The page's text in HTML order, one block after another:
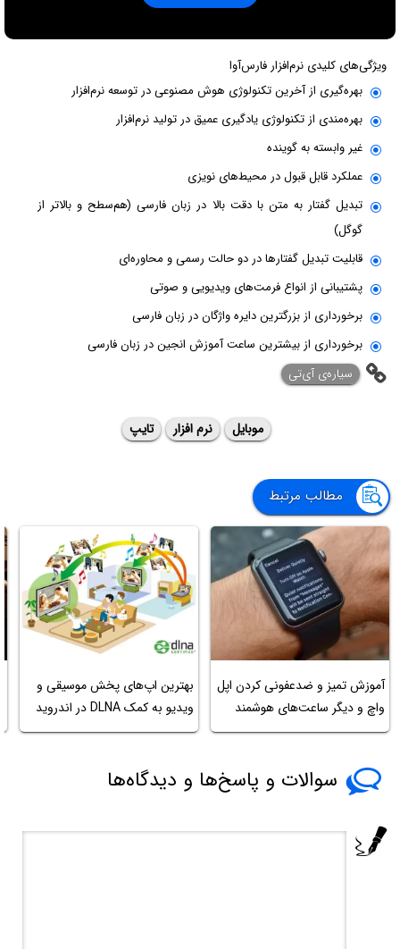
ویژگی‌های کلیدی نرم‌افزار فارس‌آوا
بهره‌گیری از آخرین تکنولوژی هوش مصنوعی در توسعه نرم‌افزار
بهره‌مندی از تکنولوژی یادگیری عمیق در تولید نرم‌افزار
غیر وابسته به گوینده
عملکرد قابل قبول در محیط‌های نویزی
تبدیل گفتار به متن با دقت بالا در زبان فارسی (هم‌سطح و بالاتر از
گوگل)
قابلیت تبدیل گفتارها در دو حالت رسمی و محاوره‌ای
پشتیبانی از انواع فرمت‌های ویدیویی و صوتی
برخورداری از بزرگترین دایره واژگان در زبان فارسی
برخورداری از بیشترین ساعت آموزش انجین در زبان فارسی
‌سیاره‌ی آی‌تی
موبایل نرم افزار تایپ
مطالب مرتبط
آموزش تمیز و ضدعفونی کردن اپل
واچ و دیگر ساعت‌های هوشمند
بهترین اپ‌های پخش موسیقی و
ویدیو به کمک DLNA در اندروید
سوالات و پاسخ‌ها و دیدگاه‌ها